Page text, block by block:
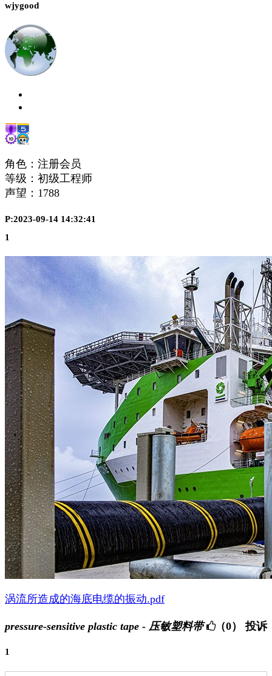
wjygood
角色：注册会员
等级：初级工程师
声望： 1788
P:2023-09-14 14:32:41
1
涡流所造成的海底电缆的振动.pdf
pressure-sensitive plastic tape - 压敏塑料带 （0） 投诉
1